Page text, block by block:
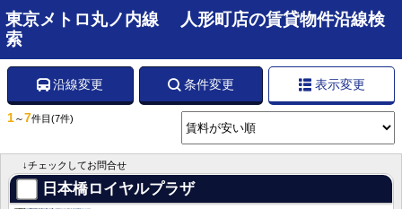
東京メトロ丸ノ内線 人形町店の賃貸物件沿線検
索
沿線変更 条件変更 表示変更
1～7件目 (7件)
↓チェックしてお問合せ
日本橋ロイヤルプラザ